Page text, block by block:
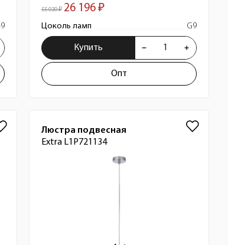
55 020 ₽ 26 196 ₽
Цоколь ламп G9
Купить
Опт
Люстра подвесная
Extra L1P721134